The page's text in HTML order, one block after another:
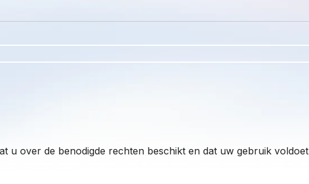
u over de benodigde rechten beschikt en dat uw gebruik